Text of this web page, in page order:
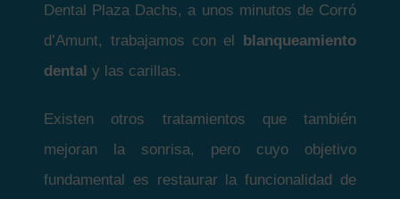
Dental Plaza Dachs, a unos minutos de Corró
d’Amunt, trabajamos con el blanqueamiento
dental y las carillas.
Existen otros tratamientos que también
mejoran la sonrisa, pero cuyo objetivo
fundamental es restaurar la funcionalidad de